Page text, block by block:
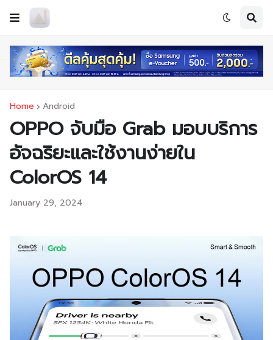
Home Android
OPPO จับมือ Grab มอบบริการ
อัจฉริยะและใช้งานง่ายใน
ColorOS 14
January 29, 2024